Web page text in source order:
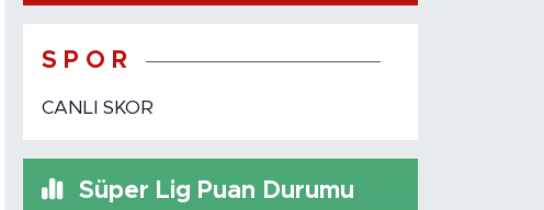
S P O R
CANLI SKOR
Süper Lig Puan Durumu